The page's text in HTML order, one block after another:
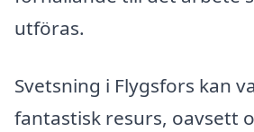
utföras.
Svetsning i Flygsfors kan
fantastisk resurs, oavsett